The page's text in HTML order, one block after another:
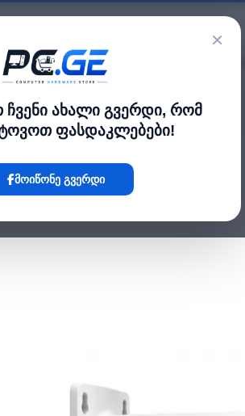
×
ჩვენი ახალი გვერდი, რომ
ფასდაკლებები!
მოიწონე გვერდი
კატალოგი
ვიდეო›კედლის სამაგრი PTZ კამერისთვის, HiLook